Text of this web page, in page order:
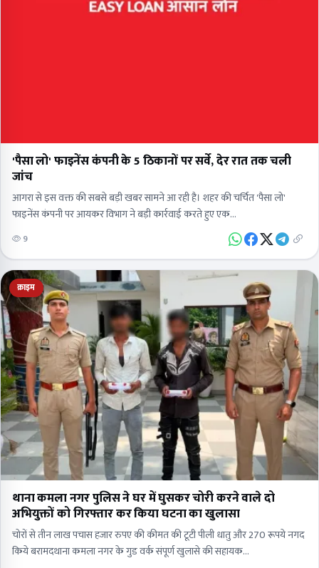
'पैसा लो' फाइनेंस कंपनी के 5 ठिकानों पर सर्वे, देर रात तक चली
जांच
आगरा से इस वक्त की सबसे बड़ी खबर सामने आ रही है। शहर की चर्चित 'पैसा लो'
फाइनेंस कंपनी पर आयकर विभाग ने बड़ी कार्रवाई करते हुए एक…
9
क्राइम
थाना कमला नगर पुलिस ने घर में घुसकर चोरी करने वाले दो
अभियुक्तों को गिरफ्तार कर किया घटना का खुलासा
चोरों से तीन लाख पचास हजार रुपए की कीमत की टूटी पीली धातु और 270 रूपये नगद
किये बरामदथाना कमला नगर के गुड वर्क संपूर्ण खुलासे की सहायक…